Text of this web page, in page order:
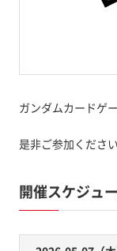
ガンダムカードゲ
是非ご参加ください
開催スケジュ